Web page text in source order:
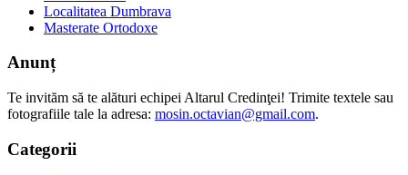
Localitatea Dumbrava
Masterate Ortodoxe
Anunț
Te invităm să te alături echipei Altarul Credinţei! Trimite textele sau
fotografiile tale la adresa: mosin.octavian@gmail.com.
Categorii